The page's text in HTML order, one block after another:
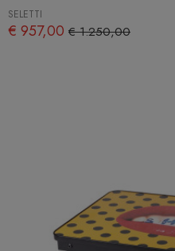
SELETTI
€ 957,00 € 1.250,00